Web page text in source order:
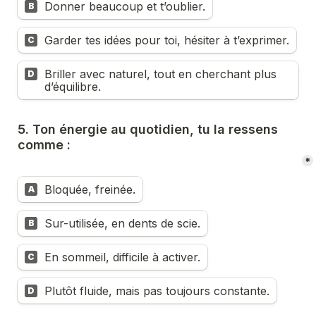
B Donner beaucoup et t’oublier.
C Garder tes idées pour toi, hésiter à t’exprimer.
D
Briller avec naturel, tout en cherchant plus
d’équilibre.
5. Ton énergie au quotidien, tu la ressens
comme :
*
A Bloquée, freinée.
B Sur-utilisée, en dents de scie.
C En sommeil, difficile à activer.
D Plutôt fluide, mais pas toujours constante.